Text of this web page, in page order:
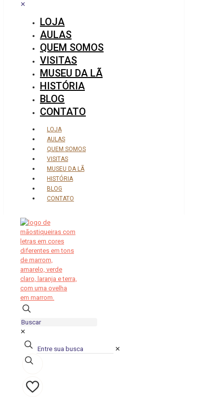
✕
LOJA
AULAS
QUEM SOMOS
VISITAS
MUSEU DA LÃ
HISTÓRIA
BLOG
CONTATO
LOJA
AULAS
QUEM SOMOS
VISITAS
MUSEU DA LÃ
HISTÓRIA
BLOG
CONTATO
✕
✕